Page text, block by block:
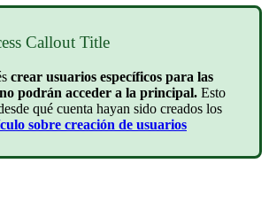
Callout Title
crear usuarios específicos para las
podrán acceder a la principal. Esto
qué cuenta hayan sido creados los
sobre creación de usuarios